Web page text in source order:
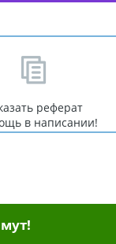
реферат
в написании!